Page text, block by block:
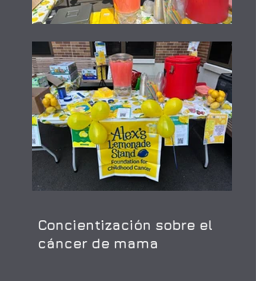
Concientización sobre el
cáncer de mama